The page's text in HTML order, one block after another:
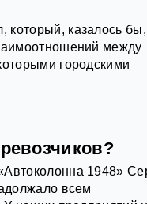
казалось бы,
между
городскими
1948»
всем